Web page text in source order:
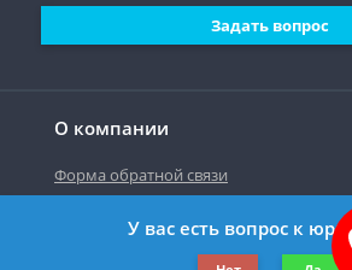
О компании
Форма обратной связи
©2019-2026 Все права защищены.
Задать вопрос
У вас есть вопрос к